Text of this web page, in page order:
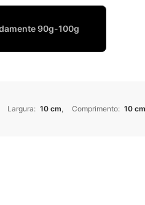
90g-100g
Largura: 10 cm Comprimento: 10 cm